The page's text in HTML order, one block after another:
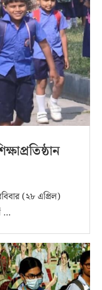
(২৮ এপ্রিল)
…